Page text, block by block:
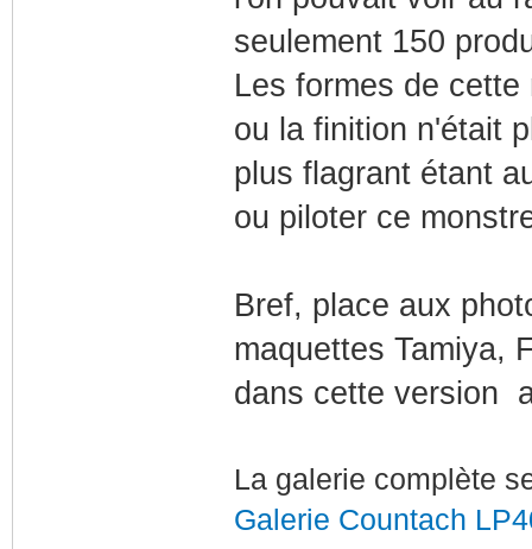
seulement 150
Les formes de
ou la finition n'était
plus flagrant étant
ou piloter ce
Bref, place aux
maquettes Tamiya,
dans cette version
La galerie complète
Galerie Countach